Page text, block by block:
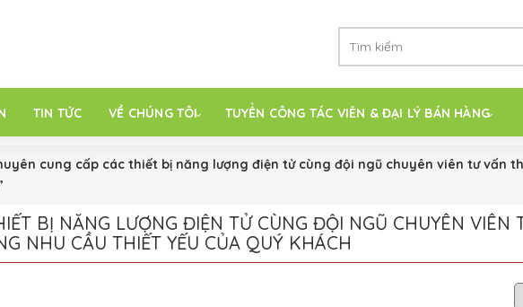
TIN TỨC VỀ CHÚNG TÔI TUYỂN CÔNG TÁC VIÊN & ĐẠI LÝ BÁN HÀNG
cung cấp các thiết bị năng lượng điện tử cùng đội ngũ chuyên viên tư vấn
BỊ NĂNG LƯỢNG ĐIỆN TỬ CÙNG ĐỘI NGŨ CHUYÊN VIÊN
NHU CẦU THIẾT YẾU CỦA QUÝ KHÁCH